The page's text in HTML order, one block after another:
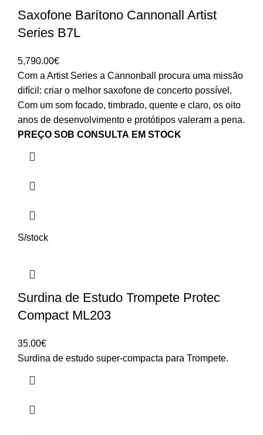
Saxofone Barítono Cannonall Artist
Series B7L
5,790.00€
Com a Artist Series a Cannonball procura uma missão
difícil: criar o melhor saxofone de concerto possível.
Com um som focado, timbrado, quente e claro, os oito
anos de desenvolvimento e protótipos valeram a pena.
PREÇO SOB CONSULTA EM STOCK
S/stock
Surdina de Estudo Trompete Protec
Compact ML203
35.00€
Surdina de estudo super-compacta para Trompete.